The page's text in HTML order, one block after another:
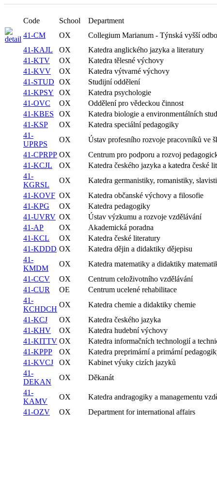
Code School
Department
41-CM
OX
Collegium Marianum - Týnská vyšší
41-KAJL
OX
Katedra anglického jazyka a literatury
41-KTV
OX
Katedra tělesné výchovy
41-KVV
OX
Katedra výtvarné výchovy
41-STUD
OX
Studijní oddělení
41-KPSY
OX
Katedra psychologie
41-OVC
OX
Oddělení pro vědeckou činnost
41-KBES
OX
Katedra biologie a environmentálních
41-KSP
OX
Katedra speciální pedagogiky
41-
UPRPS
OX
Ústav profesního rozvoje pracovníků ve
41-CPRPP OX
Centrum pro podporu a rozvoj
41-KCJL
OX
Katedra českého jazyka a katedra české
41-
KGRSL
OX
Katedra germanistiky, romanistiky,
41-KOVF OX
Katedra občanské výchovy a filosofie
41-KPG
OX
Katedra pedagogiky
41-UVRV OX
Ústav výzkumu a rozvoje vzdělávání
41-AP
OX
Akademická poradna
41-KCL
OX
Katedra české literatury
41-KDDD OX
Katedra dějin a didaktiky dějepisu
41-
KMDM
OX
Katedra matematiky a didaktiky
41-CCV
OX
Centrum celoživotního vzdělávání
41-CUR
OE
Centrum ucelené rehabilitace
41-
KCHDCH
OX
Katedra chemie a didaktiky chemie
41-KCJ
OX
Katedra českého jazyka
41-KHV
OX
Katedra hudební výchovy
41-KITTV OX
Katedra informačních technologií a
41-KPPP
OX
Katedra preprimární a primární
41-KVCJ
OX
Kabinet výuky cizích jazyků
41-
DEKAN
OX
Děkanát
41-
KAMV
OX
Katedra andragogiky a managementu
41-OZV
OX Department for international affairs